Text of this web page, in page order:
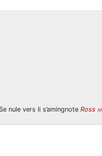
nule vers li s’amingnote Ross